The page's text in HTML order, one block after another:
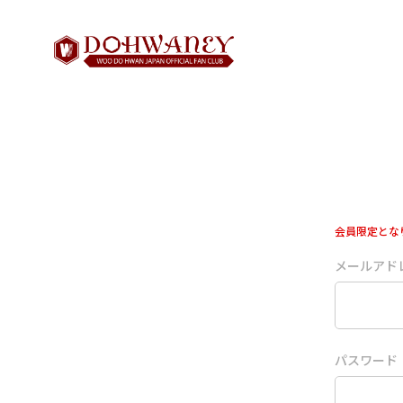
会員限定とな
メールアド
パスワード